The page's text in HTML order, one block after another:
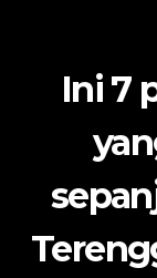
Ini 7